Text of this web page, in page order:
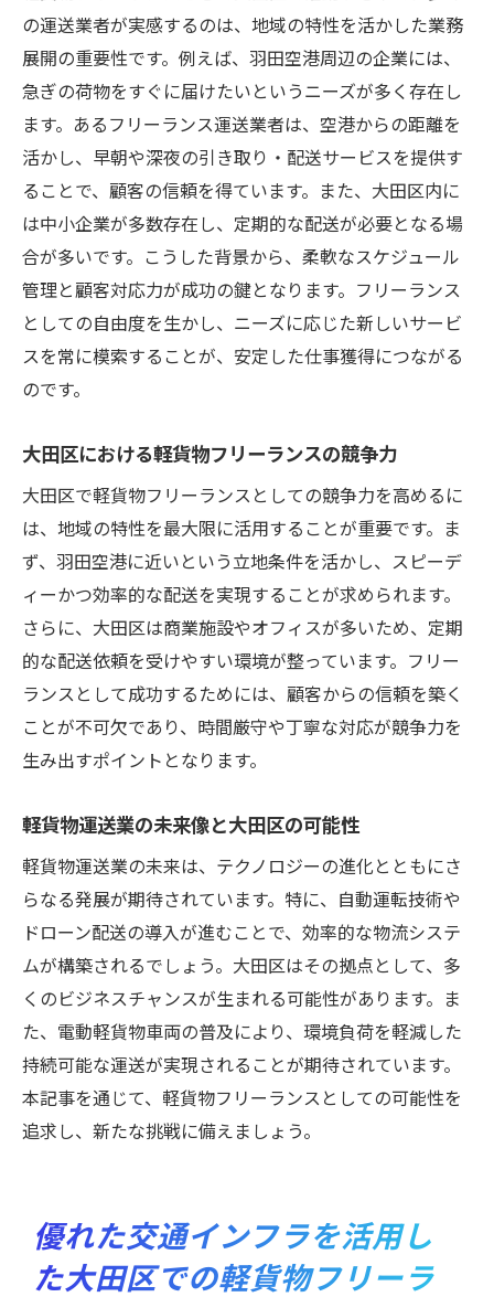
ーシップ
大田区における長期的な収益モデルの構築
リピーターを増やすための大田区での施策
競争に勝つための大田区での差別化戦略
大田区での収入安定化のためのリスク管理
大田区で軽貨物フリーランスとして成功するた
めのポイント
大田区での成功事例から学ぶ重要なポイン
ト
大田区での顧客関係構築のコツ
大田区でのネットワーク構築の重要性
成功するための大田区でのマーケティング
戦略
大田区での成功に不可欠な自己管理スキル
軽貨物フリーランスとして大田区で直面する挑
戦とその克服法
大田区での始業初期に遭遇する課題
大田区における市場競争を乗り越える方法
クライアント満足度を維持するための挑戦
解決策
大田区での法規制の理解と適用
大田区での不確実性を乗り越えるメンタル
戦略
大田区で軽貨物フリーランスを始めるためのス
テップガイド
大田区で軽貨物フリーランスを始めるため
の準備
ビジネスライセンス取得から始める大田区
での起業
効率的に顧客を開拓するための大田区での
方法
の運送業者が実感するのは、地域の特性を活かした業務
展開の重要性です。例えば、羽田空港周辺の企業には、
急ぎの荷物をすぐに届けたいというニーズが多く存在し
ます。あるフリーランス運送業者は、空港からの距離を
活かし、早朝や深夜の引き取り・配送サービスを提供す
ることで、顧客の信頼を得ています。また、大田区内に
は中小企業が多数存在し、定期的な配送が必要となる場
合が多いです。こうした背景から、柔軟なスケジュール
管理と顧客対応力が成功の鍵となります。フリーランス
としての自由度を生かし、ニーズに応じた新しいサービ
スを常に模索することが、安定した仕事獲得につながる
のです。
大田区における軽貨物フリーランスの競争力
大田区で軽貨物フリーランスとしての競争力を高めるに
は、地域の特性を最大限に活用することが重要です。ま
ず、羽田空港に近いという立地条件を活かし、スピーデ
ィーかつ効率的な配送を実現することが求められます。
さらに、大田区は商業施設やオフィスが多いため、定期
的な配送依頼を受けやすい環境が整っています。フリー
ランスとして成功するためには、顧客からの信頼を築く
ことが不可欠であり、時間厳守や丁寧な対応が競争力を
生み出すポイントとなります。
軽貨物運送業の未来像と大田区の可能性
軽貨物運送業の未来は、テクノロジーの進化とともにさ
らなる発展が期待されています。特に、自動運転技術や
ドローン配送の導入が進むことで、効率的な物流システ
ムが構築されるでしょう。大田区はその拠点として、多
くのビジネスチャンスが生まれる可能性があります。ま
た、電動軽貨物車両の普及により、環境負荷を軽減した
持続可能な運送が実現されることが期待されています。
本記事を通じて、軽貨物フリーランスとしての可能性を
追求し、新たな挑戦に備えましょう。
優れた交通インフラを活用し
た大田区での軽貨物フリーラ